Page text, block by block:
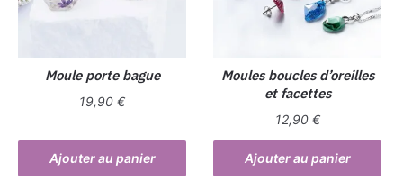
la
page
produit
choisies
page
du
produit
Moule porte bague
19,90€
Ajouter au panier
Moules boucles d’oreilles
et facettes
12,90 €
Ajouter au panier